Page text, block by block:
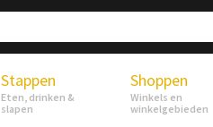
Stappen
Eten, drinken &
slapen
Shoppen
Winkels en
winkelgebieden